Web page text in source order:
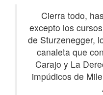
Cierra todo,
excepto los
de Sturzenegger,
canaleta que
Carajo y La
impúdicos de